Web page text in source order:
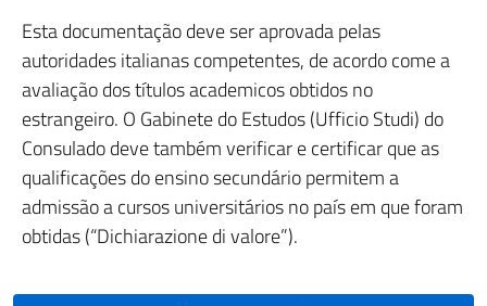
Esta documentação deve ser aprovada pelas
autoridades italianas competentes, de acordo come a
avaliação dos títulos academicos obtidos no
estrangeiro. O Gabinete do Estudos (Ufficio Studi) do
Consulado deve também verificar e certificar que as
qualificações do ensino secundário permitem a
admissão a cursos universitários no país em que foram
obtidas (“Dichiarazione di valore”).